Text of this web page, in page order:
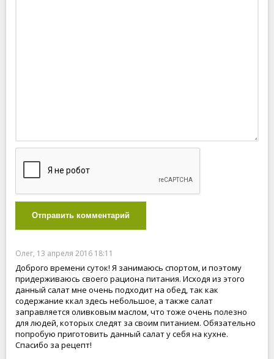
Отправить комментарий
Олег, 13 апреля 2016 18:11
Доброго времени суток! Я занимаюсь спортом, и поэтому
придерживаюсь своего рациона питания. Исходя из этого
данный салат мне очень подходит на обед, так как
содержание ккал здесь небольшое, а также салат
заправляется оливковым маслом, что тоже очень полезно
для людей, которых следят за своим питанием. Обязательно
попробую приготовить данный салат у себя на кухне.
Спасибо за рецепт!